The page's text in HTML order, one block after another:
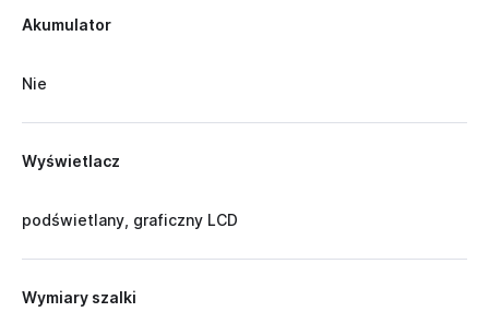
Akumulator
Nie
Wyświetlacz
podświetlany, graficzny LCD
Wymiary szalki